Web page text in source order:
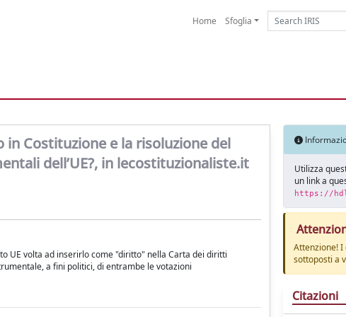
Home Sfoglia
in Costituzione e la risoluzione del
dell’UE?, in lecostituzionaliste.it
UE volta ad inserirlo come "diritto" nella Carta dei diritti
a fini politici, di entrambe le votazioni
Utilizza
un link a
https://
Attenzione! I
sottoposti a
Citazioni